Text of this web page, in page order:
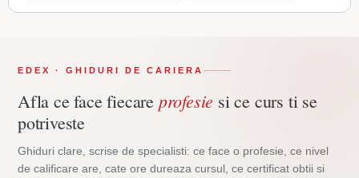
EDEX · GHIDURI DE CARIERA
Afla ce face fiecare profesie si ce curs ti se
potriveste
Ghiduri clare, scrise de specialisti: ce face o profesie, ce nivel
de calificare are, cate ore dureaza cursul, ce certificat obtii si